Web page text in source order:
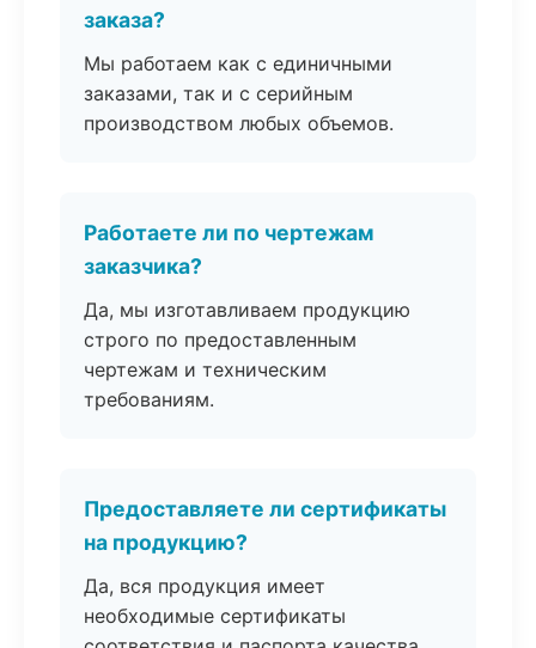
заказа?
Мы работаем как с единичными
заказами, так и с серийным
производством любых объемов.
Работаете ли по чертежам
заказчика?
Да, мы изготавливаем продукцию
строго по предоставленным
чертежам и техническим
требованиям.
Предоставляете ли сертификаты
на продукцию?
Да, вся продукция имеет
необходимые сертификаты